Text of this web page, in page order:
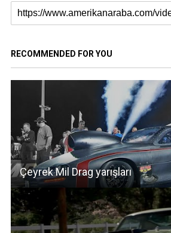
RECOMMENDED FOR YOU
Çeyrek Mil Drag yarışları